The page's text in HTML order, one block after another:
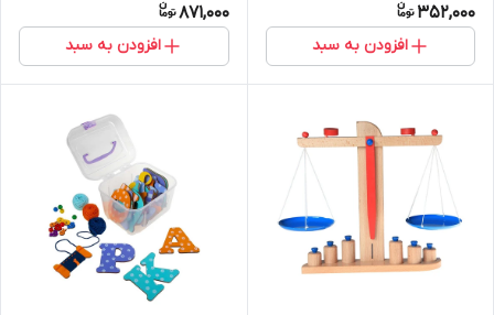
352,000
افزودن به سبد
871,000
افزودن به سبد